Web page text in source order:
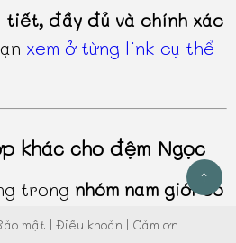
tiết, đầy đủ và chính xác
xem ở từng link cụ thể
khác cho đệm Ngọc
trong nhóm nam giới có
Ngọc Luân chỉ chiếm tỷ
↑
mật | Điều khoản | Cảm ơn